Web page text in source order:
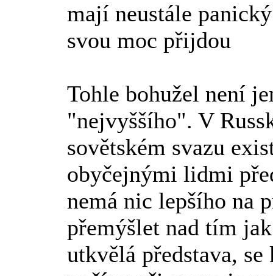
mají neustále
svou moc přijdou
Tohle bohužel není
"nejvyššího". V
sovětském svazu
obyčejnými lidmi
nemá nic lepšího na
přemýšlet nad tím
utkvělá představa,